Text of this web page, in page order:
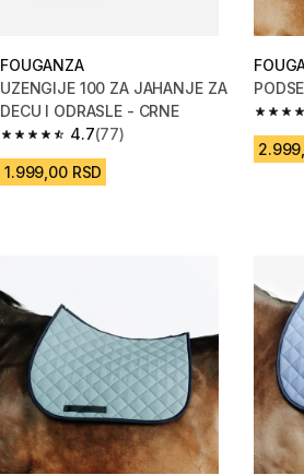
FOUGANZA
UZENGIJE 100 ZA JAHANJE ZA
DECU I ODRASLE - CRNE
4.7
4.7 od 5 zvezdica from 77 Recenzije
(77)
1.999,00 RSD
4.5